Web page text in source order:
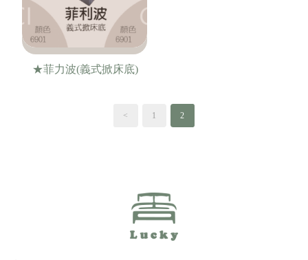
★菲力波(義式掀床底)
< 1 2